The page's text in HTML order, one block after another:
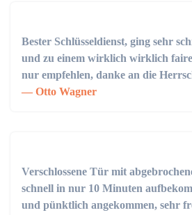
Bester Schlüsseldienst, ging sehr
und zu einem wirklich wirklich
nur empfehlen, danke an die
Otto Wagner
Verschlossene Tür mit
schnell in nur 10 Minuten
und pünktlich angekommen, sehr